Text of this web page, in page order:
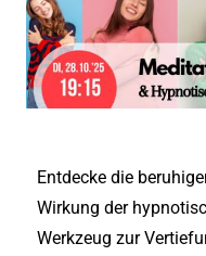
Entdecke die
Wirkung der
Werkzeug zur